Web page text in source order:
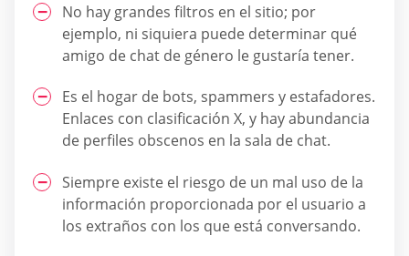
No hay grandes filtros en el sitio; por
ejemplo, ni siquiera puede determinar qué
amigo de chat de género le gustaría tener.
Es el hogar de bots, spammers y estafadores.
Enlaces con clasificación X, y hay abundancia
de perfiles obscenos en la sala de chat.
Siempre existe el riesgo de un mal uso de la
información proporcionada por el usuario a
los extraños con los que está conversando.